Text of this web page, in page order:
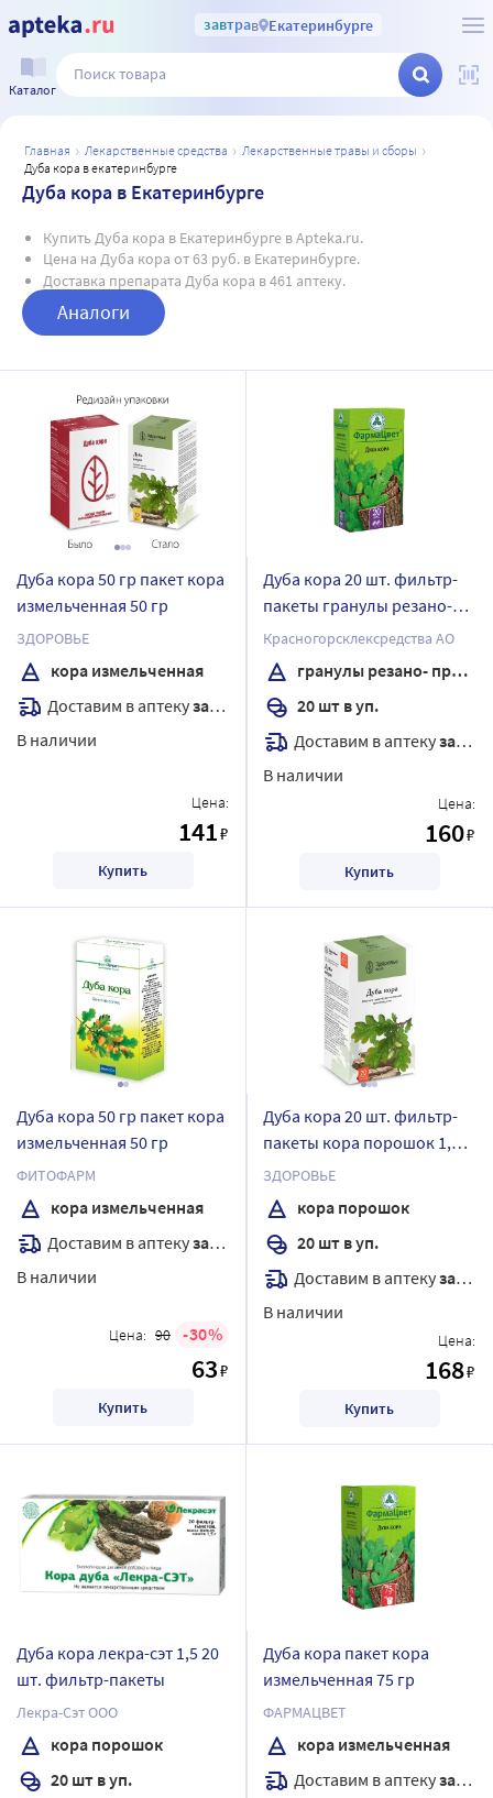
завтрав Екатеринбурге
Каталог
главная лекарственные средства
лекарственные травы и сборы
дуба кора в екатеринбурге
Дуба кора в Екатеринбурге
Купить Дуба кора в Екатеринбурге в Apteka.ru.
Цена на Дуба кора от 63 руб. в Екатеринбурге.
Доставка препарата Дуба кора в 461 аптеку.
Аналоги
Дуба кора 50 гр пакет кора
измельченная 50 гр
ЗДОРОВЬЕ
кора измельченная
Доставим в аптекузавтра
В наличии
Цена:
141₽
Купить
Дуба кора 20 шт. фильтр-
пакеты гранулы резано-
прессованные вес фильтр-
пакета (гр) 1,5
Красногорсклексредства АО
гранулы резано- прессованные
20 шт в уп.
Доставим в аптекузавтра
В наличии
Цена:
160₽
Купить
Дуба кора 50 гр пакет кора
измельченная 50 гр
ФИТОФАРМ
кора измельченная
Доставим в аптекузавтра
В наличии
Цена: 90 30
63₽
Купить
Дуба кора 20 шт. фильтр-
пакеты кора порошок 1,5
гр
ЗДОРОВЬЕ
кора порошок
20 шт в уп.
Доставим в аптекузавтра
В наличии
Цена:
168₽
Купить
Дуба кора лекра-сэт 1,5 20
шт. фильтр-пакеты
Лекра-Сэт ООО
кора порошок
20 шт в уп.
Дуба кора пакет кора
измельченная 75 гр
ФАРМАЦВЕТ
кора измельченная
Доставим в аптекузавтра